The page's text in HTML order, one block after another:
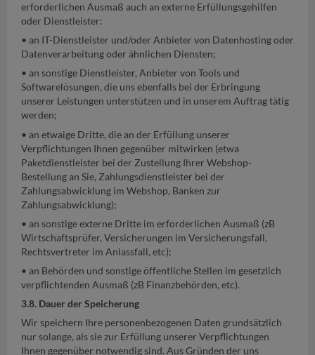
erforderlichen Ausmaß auch an externe Erfüllungsgehilfen
oder Dienstleister:
• an IT-Dienstleister und/oder Anbieter von Datenhosting oder
Datenverarbeitung oder ähnlichen Diensten;
• an sonstige Dienstleister, Anbieter von Tools und
Softwarelösungen, die uns ebenfalls bei der Erbringung
unserer Leistungen unterstützen und in unserem Auftrag tätig
werden;
• an etwaige Dritte, die an der Erfüllung unserer
Verpflichtungen Ihnen gegenüber mitwirken (etwa
Paketdienstleister bei der Zustellung Ihrer Webshop-
Bestellung an Sie, Zahlungsdienstleister bei der
Zahlungsabwicklung im Webshop, Banken zur
Zahlungsabwicklung);
• an sonstige externe Dritte im erforderlichen Ausmaß (zB
Wirtschaftsprüfer, Versicherungen im Versicherungsfall,
Rechtsvertreter im Anlassfall, etc);
• an Behörden und sonstige öffentliche Stellen im gesetzlich
verpflichtenden Ausmaß (zB Finanzbehörden, etc).
3.8. Dauer der Speicherung
Wir speichern Ihre personenbezogenen Daten grundsätzlich
nur solange, als sie zur Erfüllung unserer Verpflichtungen
Ihnen gegenüber notwendig sind. Aus Gründen der uns